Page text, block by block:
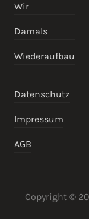
Wir
Damals
Wiederaufbau
Datenschutz
Impressum
AGB
Copyright ©